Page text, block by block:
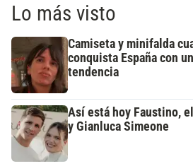
Lo más visto
Camiseta y minifalda
conquista España con
tendencia
Así está hoy Faustino,
y Gianluca Simeone